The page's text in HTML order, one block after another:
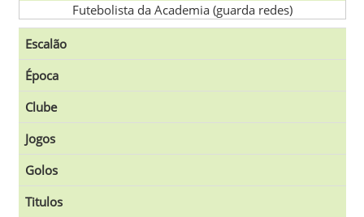
Futebolista da Academia (guarda redes)
Escalão
Época
Clube
Jogos
Golos
Titulos